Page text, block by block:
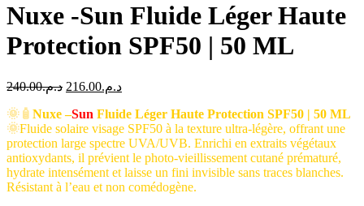
Nuxe -Sun Fluide Léger Haute
Protection SPF50 | 50 ML
د.م.240.00
Le
initial
était :
د.م.240.00.
د.م.216.00
Le
actuel
est :
د.م.216.00.
🌞🧴 Nuxe –Sun Fluide Léger Haute Protection SPF50 | 50 ML
🌞Fluide solaire visage SPF50 à la texture ultra-légère, offrant une
protection large spectre UVA/UVB. Enrichi en extraits végétaux
antioxydants, il prévient le photo-vieillissement cutané prématuré,
hydrate intensément et laisse un fini invisible sans traces blanches.
Résistant à l’eau et non comédogène.